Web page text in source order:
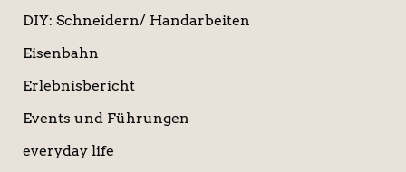
DIY: Schneidern/ Handarbeiten
Eisenbahn
Erlebnisbericht
Events und Führungen
everyday life